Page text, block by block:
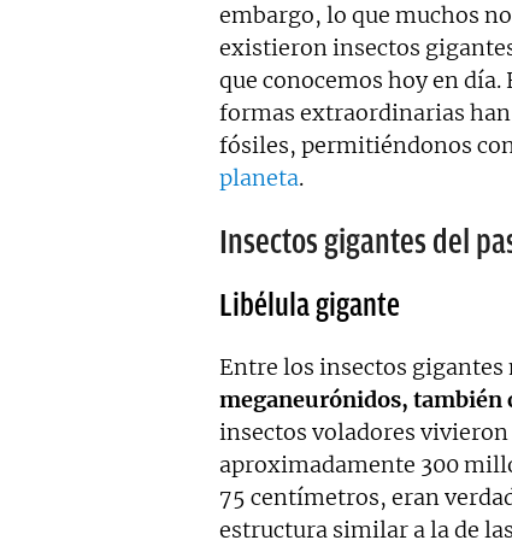
embargo, lo que muchos
existieron insectos
que conocemos hoy en
formas extraordinarias
fósiles, permitiéndonos
planeta.
Insectos gigantes del
Libélula gigante
Entre los insectos gigantes
meganeurónidos, también
insectos voladores
aproximadamente 300
75 centímetros, eran
estructura similar a la de